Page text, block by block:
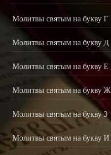
Молитвы святым на букву Г
Молитвы святым на букву Д
Молитвы святым на букву Е
Молитвы святым на букву Ж
Молитвы святым на букву З
Молитвы святым на букву И